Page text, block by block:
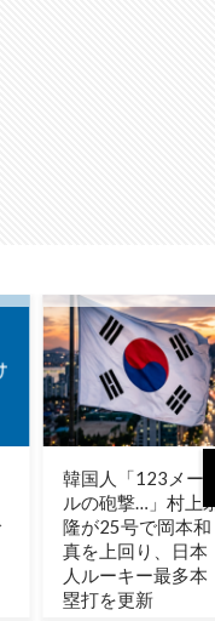
お粗末ロシア軍、
機密会議で大失
態！（海外の反
応）